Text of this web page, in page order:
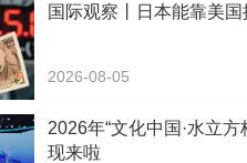
国际观察丨日本能靠美
2026-08-05
2026年“文化中国·水立
现来啦